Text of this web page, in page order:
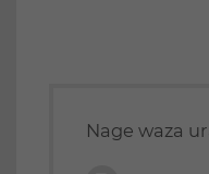
Nage waza